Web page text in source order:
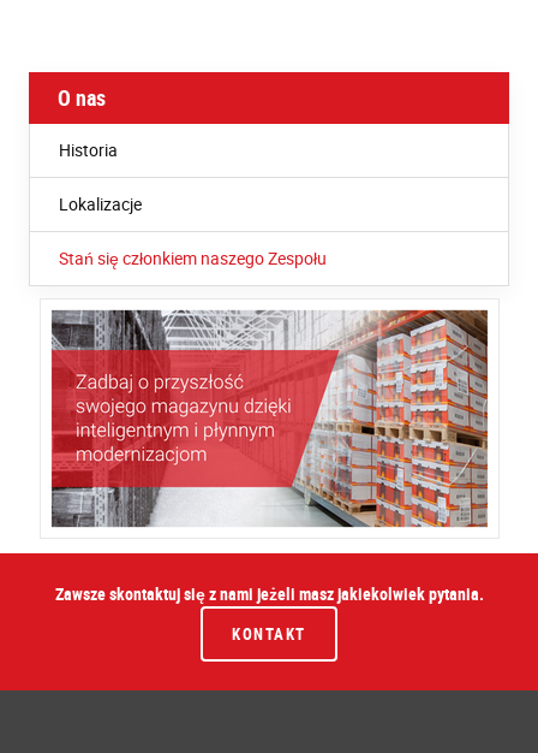
O nas
Historia
Lokalizacje
Stań się członkiem naszego Zespołu
Zawsze skontaktuj się z nami jeżeli masz jakiekolwiek pytania.
KONTAKT